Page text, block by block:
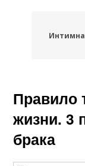
Правило
жизни. 3
брака